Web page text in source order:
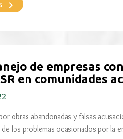
keyboard_arrow_right
de empresas
en comunidades
obras abandonadas y falsas
los problemas ocasionados por la